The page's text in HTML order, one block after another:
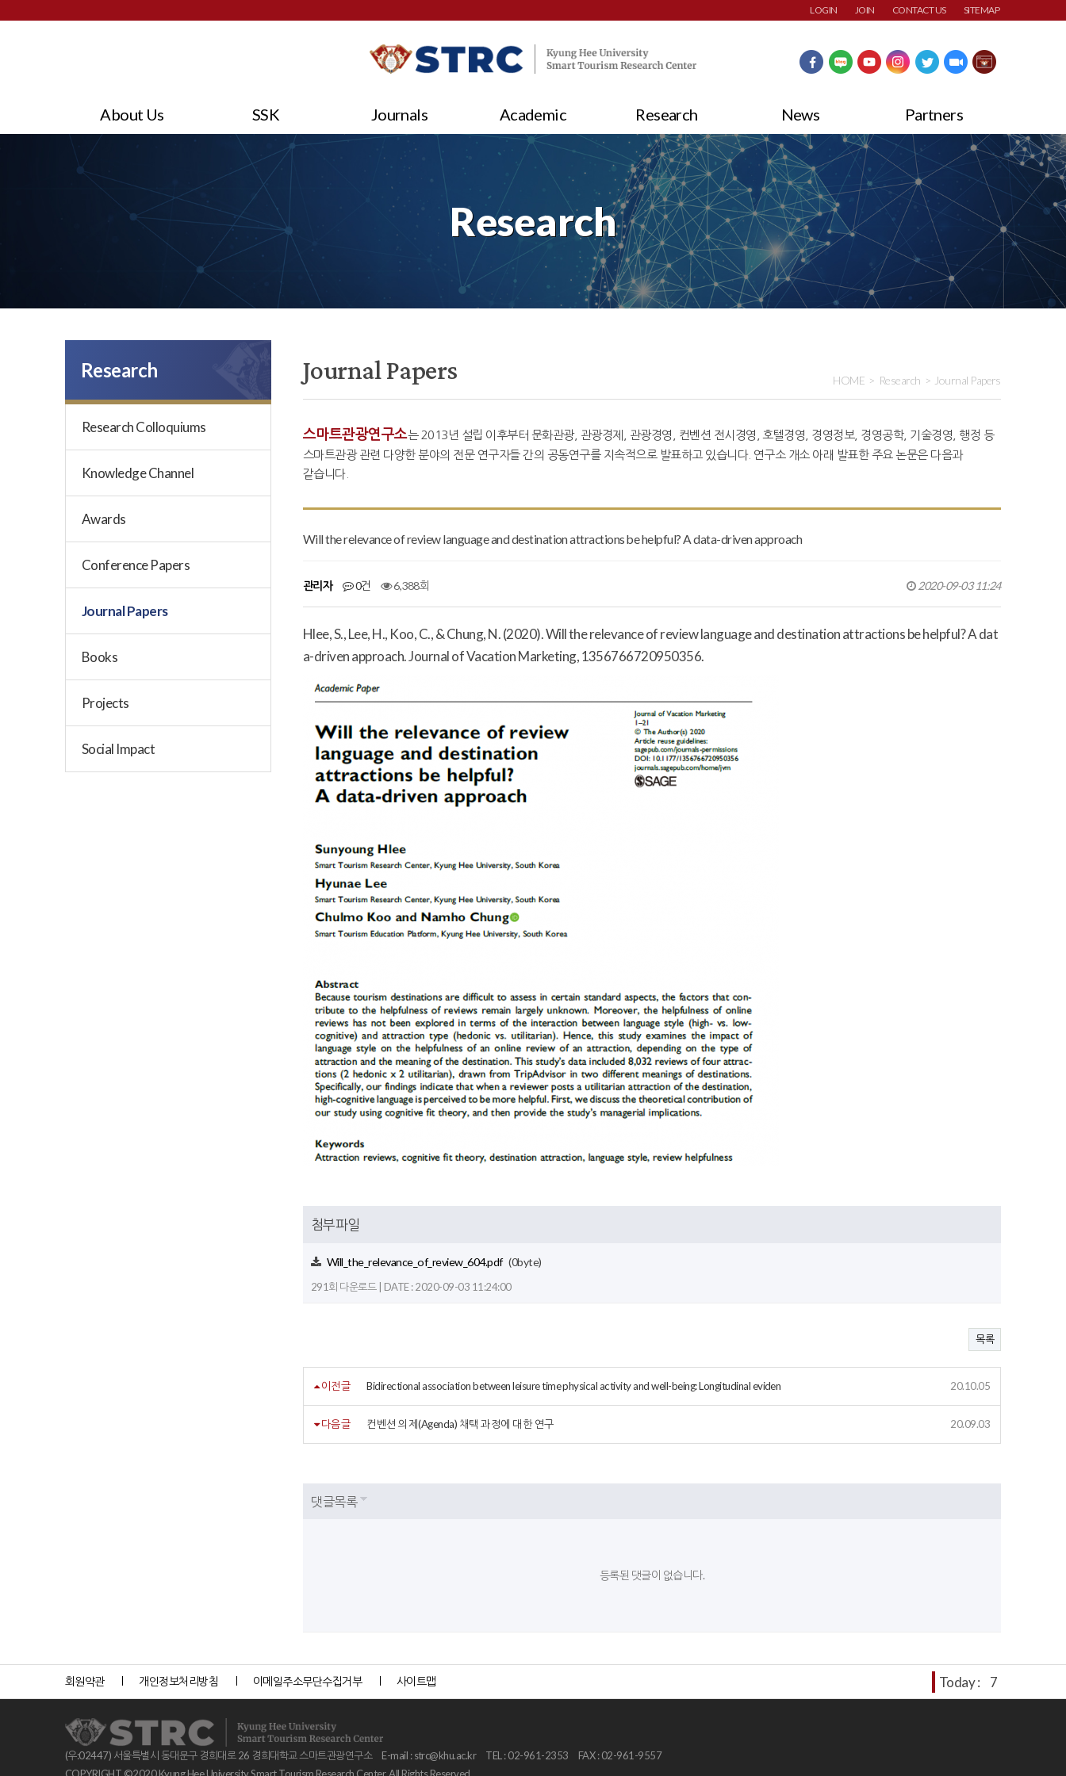
LOGIN JOIN CONTACT US SITEMAP
About Us SSK Journals Academic Research News Partners
Research
Research
Research Colloquiums
Knowledge Channel
Awards
Conference Papers
Journal Papers
Books
Projects
Social Impact
Journal Papers HOME Research Journal Papers
스마트관광연구소는 2013년 설립 이후부터 문화관광, 관광경제, 관광경영, 컨벤션 전시경영, 호텔경영, 경영정보, 경영공학, 기술경영, 행정 등
스마트관광 관련 다양한 분야의 전문 연구자들 간의 공동연구를 지속적으로 발표하고 있습니다. 연구소 개소 아래 발표한 주요 논문은 다음과
같습니다.
Will the relevance of review language and destination attractions be helpful? A data-driven approach
관리자 0건 6,388회 2020-09-03 11:24
Hlee, S., Lee, H., Koo, C., & Chung, N. (2020). Will the relevance of review language and destination attractions be helpful? A dat
a-driven approach.Journal of Vacation Marketing, 1356766720950356.
첨부파일
Will_the_relevance_of_review_604.pdf (0byte)
291회 다운로드 | DATE : 2020-09-03 11:24:00
목록
이전글 Bidirectional association between leisure time physical activity and well-being: Longitudinal eviden 20.10.05
다음글 컨벤션 의제(Agenda) 채택 과정에 대한 연구 20.09.03
댓글목록
등록된 댓글이 없습니다.
회원약관 개인정보처리방침 이메일주소무단수집거부 사이트맵 Today : 7
(우:02447) 서울특별시 동대문구 경희대로 26 경희대학교 스마트관광연구소 E-mail :strc@khu.ac.kr TEL : 02-961-2353
FAX : 02-961-9557
COPYRIGHT ©2020 Kyung Hee University Smart Tourism Research Center. All Rights Reserved.